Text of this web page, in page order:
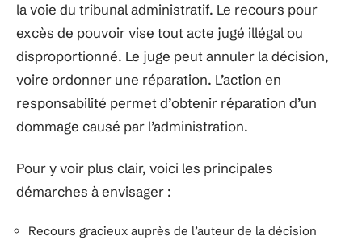
la voie du tribunal administratif. Le recours pour
excès de pouvoir vise tout acte jugé illégal ou
disproportionné. Le juge peut annuler la décision,
voire ordonner une réparation. L’action en
responsabilité permet d’obtenir réparation d’un
dommage causé par l’administration.
Pour y voir plus clair, voici les principales
démarches à envisager :
Recours gracieux auprès de l’auteur de la décision